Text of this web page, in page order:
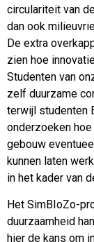
circulariteit van
dan ook
De extra
zien hoe
Studenten van
zelf duurzame
terwijl studenten
onderzoeken
gebouw
kunnen laten
in het kader van
Het SimBIoZo-
duurzaamheid
hier de kans om